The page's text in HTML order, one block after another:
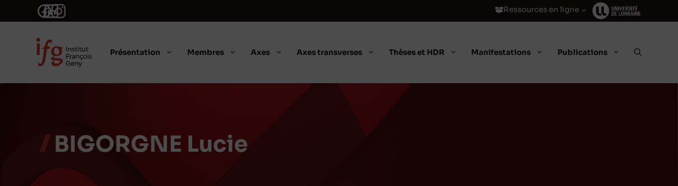
Ressources en ligne
Présentation Membres Axes Axes transverses Thèses et HDR Manifestations Publications
BIGORGNE Lucie